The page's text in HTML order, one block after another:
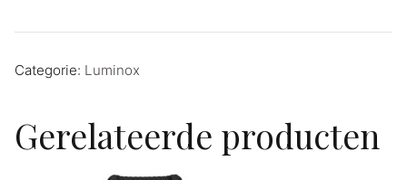
Categorie: Luminox
Gerelateerde producten